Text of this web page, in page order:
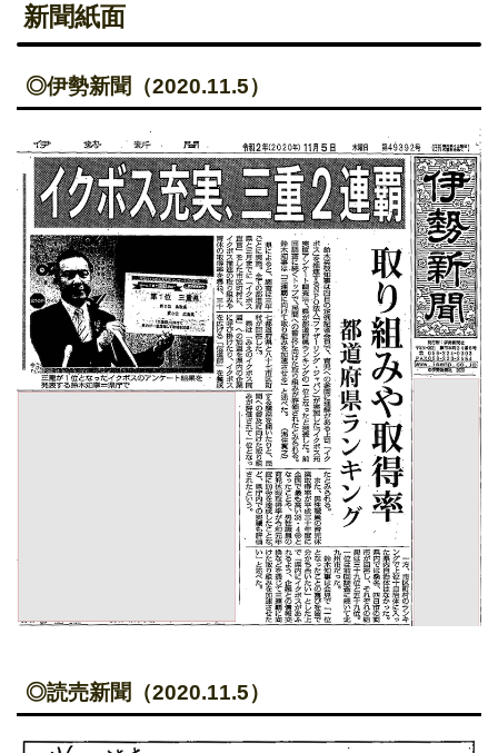
新聞紙面
◎伊勢新聞（2020.11.5）
◎読売新聞（2020.11.5）